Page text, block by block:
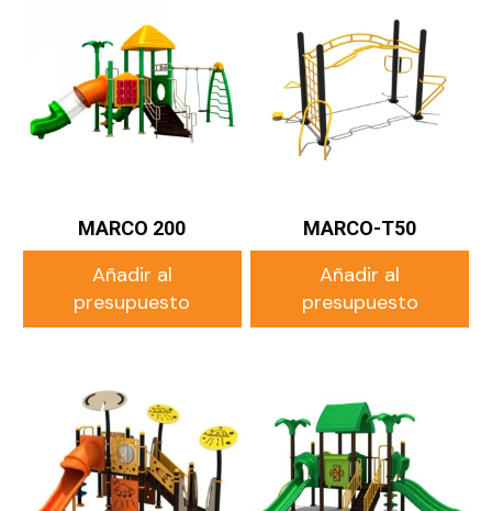
MARCO 200
Añadir al
presupuesto
MARCO-T50
Añadir al
presupuesto